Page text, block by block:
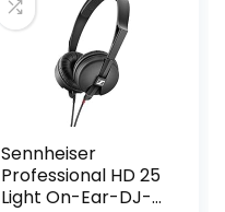
Sennheiser
Professional HD 25
Light On-Ear-DJ-